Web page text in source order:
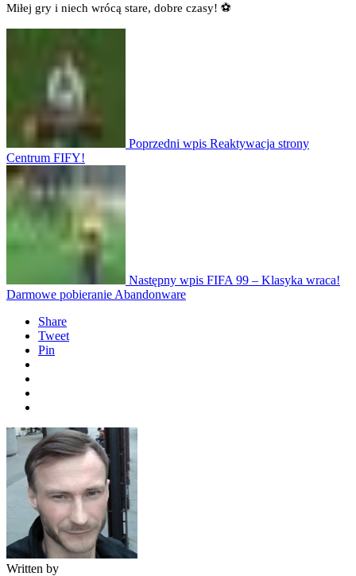
Miłej gry i niech wrócą stare, dobre czasy! ⚽
Poprzedni wpis Reaktywacja strony
Centrum FIFY!
Następny wpis FIFA 99 – Klasyka wraca!
Darmowe pobieranie Abandonware
Share
Tweet
Pin
Written by